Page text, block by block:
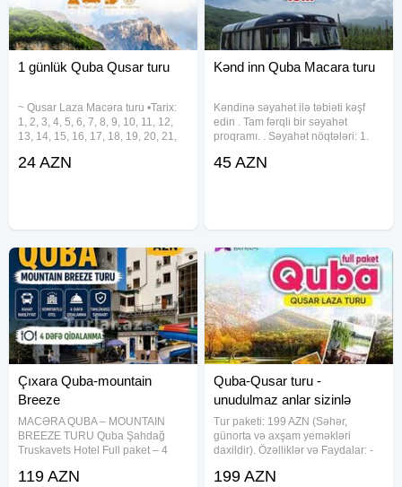
1 günlük Quba Qusar turu
~ Qusar Laza Macəra turu •Tarix:
1, 2, 3, 4, 5, 6, 7, 8, 9, 10, 11, 12,
13, 14, 15, 16, 17, 18, 19, 20, 21,
31 Avqust •Qiymət: •Ekonom paket:
24 AZN
Kənd inn Quba Macara turu
Kəndinə səyahət ilə təbiəti kəşf
edin . Tam fərqli bir səyahət
proqramı. . Səyahət nöqtələri: 1.
kəndsayağı səhər yeməyindən
45 AZN
Çıxara Quba-mountain
Breeze
MACƏRA QUBA – MOUNTAIN
BREEZE TURU Quba Şahdağ
Truskavets Hotel Full paket – 4
━━━━━━━━━━━━━━ Tarixlər: 2-3, 9-
119 AZN
Quba-Qusar turu -
unudulmaz anlar sizinlə
Tur paketi: 199 AZN (Səhər,
günorta və axşam yeməkləri
daxildir). Özəlliklər və Faydalar: -
Şahdağ Truskavets Oteli*. - Tam
199 AZN